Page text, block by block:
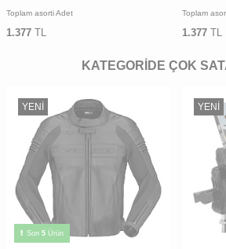
Toplam asorti Adet
1.377 TL
Toplam
1.377 TL
KATEGORİDE ÇOK
YENI
Son 5 Ürün
YENI